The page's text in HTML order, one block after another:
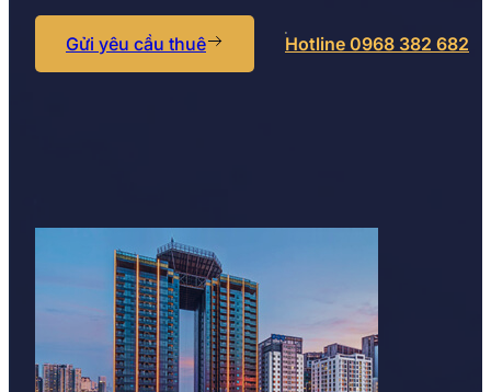
Gửi yêu cầu thuê Hotline 0968 382 682